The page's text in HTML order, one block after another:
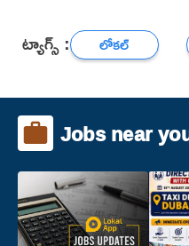
ట్యాగ్స్ : లోకల్
Jobs near